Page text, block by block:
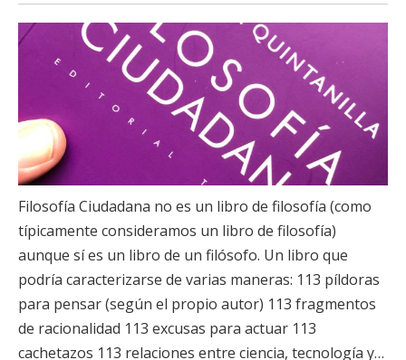
Filosofía Ciudadana no es un libro de filosofía (como
típicamente consideramos un libro de filosofía)
aunque sí es un libro de un filósofo. Un libro que
podría caracterizarse de varias maneras: 113 píldoras
para pensar (según el propio autor) 113 fragmentos
de racionalidad 113 excusas para actuar 113
cachetazos 113 relaciones entre ciencia, tecnología y…